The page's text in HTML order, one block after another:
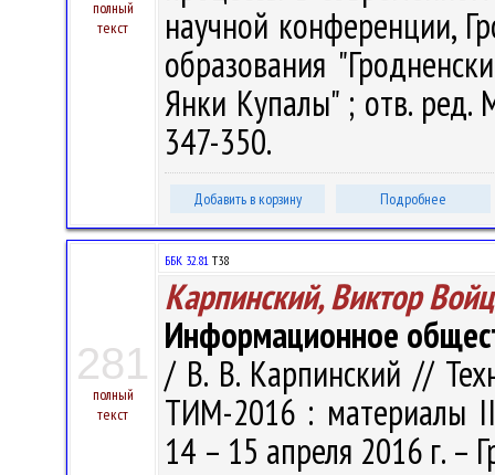
полный
текст
научной конференции,
образования
Янки Купалы" ; отв. ред.
347-350.
Добавить в корзину Подробнее
281
полный
текст
ББК 32.81 Т38
Карпинский, Виктор
Информационное
/ В. В. Карпинский //
ТИМ-2016 : материалы
14 – 15 апреля 2016 г. –